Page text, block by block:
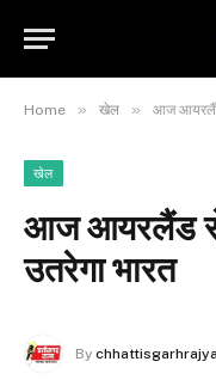
Home » खेल » आज आयरलैंड
खेल
आज आयरलैंड से
उतरेगा भारत
By